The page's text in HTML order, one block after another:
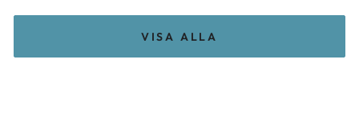
VISA ALLA